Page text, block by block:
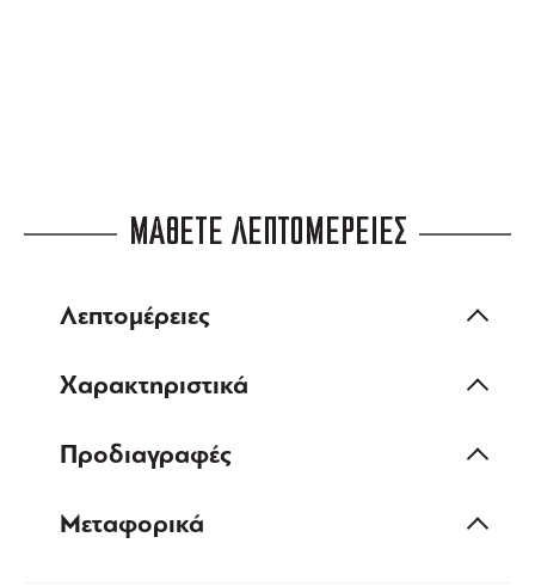
ΜΑΘΕΤΕ ΛΕΠΤΟΜΕΡΕΙΕΣ
Λεπτομέρειες
Χαρακτηριστικά
Προδιαγραφές
Μεταφορικά